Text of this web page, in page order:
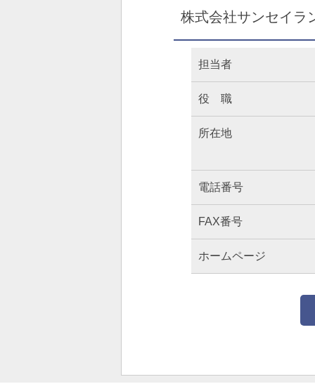
株式会社サンセイラ
担当者
役 職
所在地
電話番号
FAX番号
ホームページ